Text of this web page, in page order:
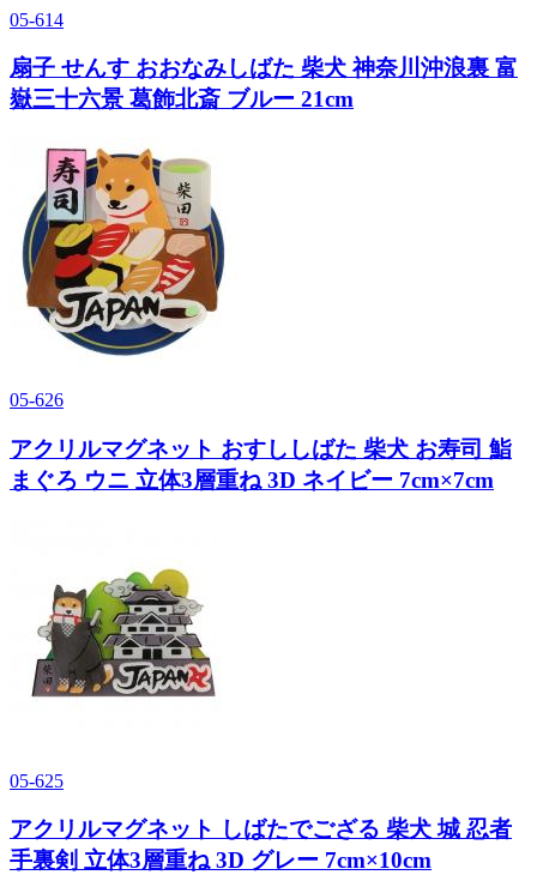
05-614
扇子 せんす おおなみしばた 柴犬 神奈川沖浪裏 富
嶽三十六景 葛飾北斎 ブルー 21cm
05-626
アクリルマグネット おすししばた 柴犬 お寿司 鮨
まぐろ ウニ 立体3層重ね 3D ネイビー 7cm×7cm
05-625
アクリルマグネット しばたでござる 柴犬 城 忍者
手裏剣 立体3層重ね 3D グレー 7cm×10cm